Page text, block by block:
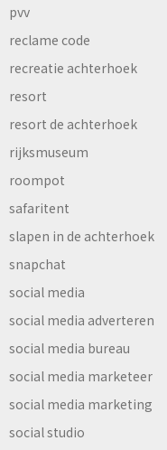
pvv
reclame code
recreatie achterhoek
resort
resort de achterhoek
rijksmuseum
roompot
safaritent
slapen in de achterhoek
snapchat
social media
social media adverteren
social media bureau
social media marketeer
social media marketing
social studio